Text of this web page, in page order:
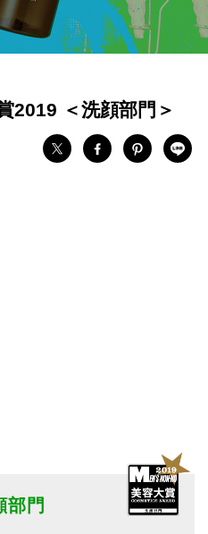
2019 ＜洗顔部門＞
部門
ジェントリング フォーム